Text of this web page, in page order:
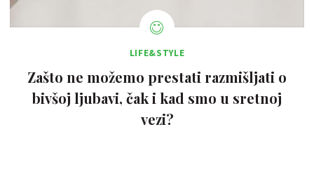
LIFE&STYLE
Zašto ne možemo prestati razmišljati o
bivšoj ljubavi, čak i kad smo u sretnoj
vezi?